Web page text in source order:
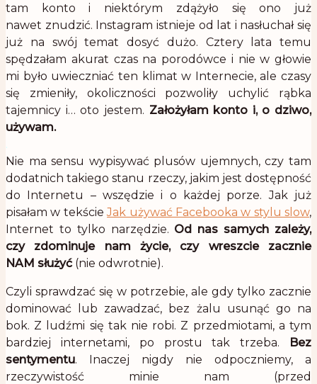
tam konto i niektórym zdążyło się ono już
nawet znudzić. Instagram istnieje od lat i nasłuchał się
już na swój temat dosyć dużo. Cztery lata temu
spędzałam akurat czas na porodówce i nie w głowie
mi było uwieczniać ten klimat w Internecie, ale czasy
się zmieniły, okoliczności pozwoliły uchylić rąbka
tajemnicy i… oto jestem. Założyłam konto i, o dziwo,
używam.
.
Nie ma sensu wypisywać plusów ujemnych, czy tam
dodatnich takiego stanu rzeczy, jakim jest dostępność
do Internetu – wszędzie i o każdej porze. Jak już
pisałam w tekścieJak używać Facebooka w stylu slow,
Internet to tylko narzędzie. Od nas samych zależy,
czy zdominuje nam życie, czy wreszcie zacznie
NAM służyć (nie odwrotnie).
Czyli sprawdzać się w potrzebie, ale gdy tylko zacznie
dominować lub zawadzać, bez żalu usunąć go na
bok. Z ludźmi się tak nie robi. Z przedmiotami, a tym
bardziej internetami, po prostu tak trzeba.
Bez
sentymentu. Inaczej nigdy nie odpoczniemy, a
rzeczywistość minie nam (przed